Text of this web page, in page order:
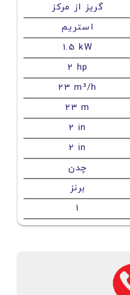
گریز از مرکز
استریم
1.5 kW
2 hp
23 m³/h
23 m
2 in
2 in
چدن
برنز
1